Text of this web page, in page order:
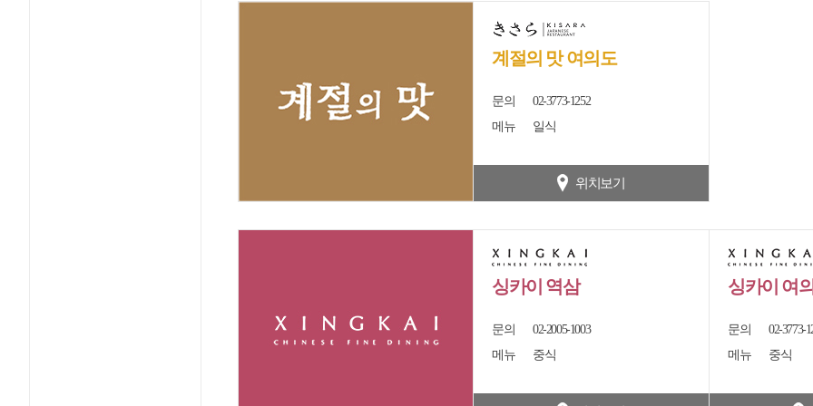
계절의 맛 여의도
문의
02-3773-1252
메뉴
일식
위치보기
싱카이 역삼
문의
02-2005-1003
메뉴
중식
싱카이 여
문의
02-3773-
메뉴
중식